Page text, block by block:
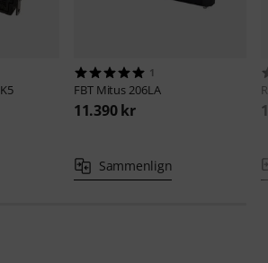
1
FBT Mitus 206LA
11.390 kr
Sammenlign